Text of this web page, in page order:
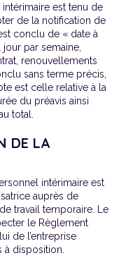
est tenu de
de la notification de
conclu de « date à
par semaine,
renouvellements
sans terme précis,
est celle relative à la
du préavis ainsi
total.
DE LA
intérimaire est
auprès de
travail temporaire. Le
le Règlement
de l’entreprise
disposition.